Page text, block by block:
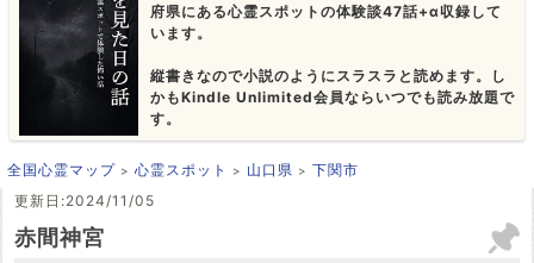
府県にある心霊スポットの体験談47話+α収録して
います。
縦書きなので小説のようにスラスラと読めます。し
かもKindle Unlimited会員ならいつでも読み放題で
す。
全国心霊マップ 心霊スポット 山口県
下関市
更新日:2024/11/05
赤間神宮